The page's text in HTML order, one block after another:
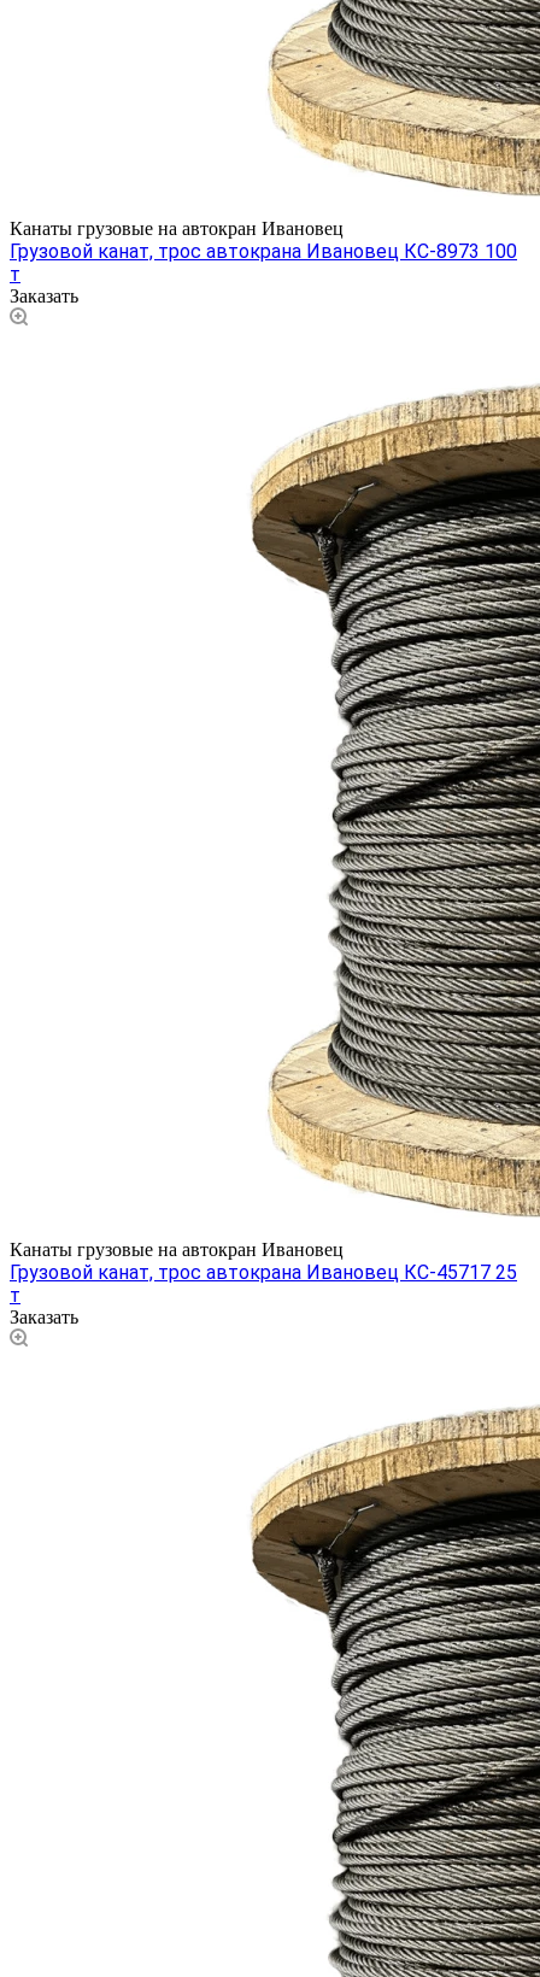
Канаты грузовые на автокран Ивановец
Грузовой канат, трос автокрана Ивановец КС-8973 100
т
Заказать
Канаты грузовые на автокран Ивановец
Грузовой канат, трос автокрана Ивановец КС-45717 25
т
Заказать